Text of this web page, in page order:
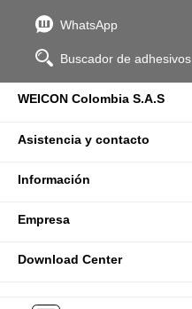
WhatsApp
Buscador de adhesivos
WEICON Colombia S.A.S
Asistencia y contacto
Información
Empresa
Download Center